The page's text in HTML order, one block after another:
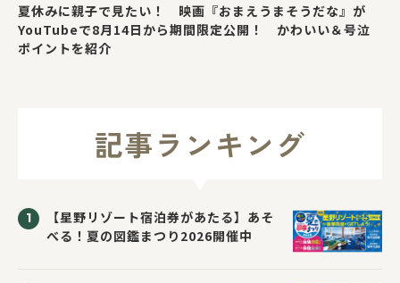
夏休みに親子で見たい！ 映画『おまえうまそうだな』が
YouTubeで8月14日から期間限定公開！ かわいい＆号泣
ポイントを紹介
記事ランキング
【星野リゾート宿泊券があたる】あそ
べる！夏の図鑑まつり2026開催中